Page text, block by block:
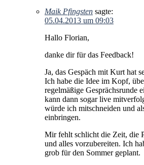
Maik Pfingsten sagte:
05.04.2013 um 09:03
Hallo Florian,
danke dir für das Feedback!
Ja, das Gespäch mit Kurt hat
Ich habe die Idee im Kopf,
regelmäßige Gesprächsrunde
kann dann sogar live
würde ich mitschneiden und
einbringen.
Mir fehlt schlicht die Zeit, die
und alles vorzubereiten. Ich
grob für den Sommer geplant.